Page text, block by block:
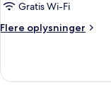
-
Gratis Wi-Fi
Flere oplysninger
Flere
-